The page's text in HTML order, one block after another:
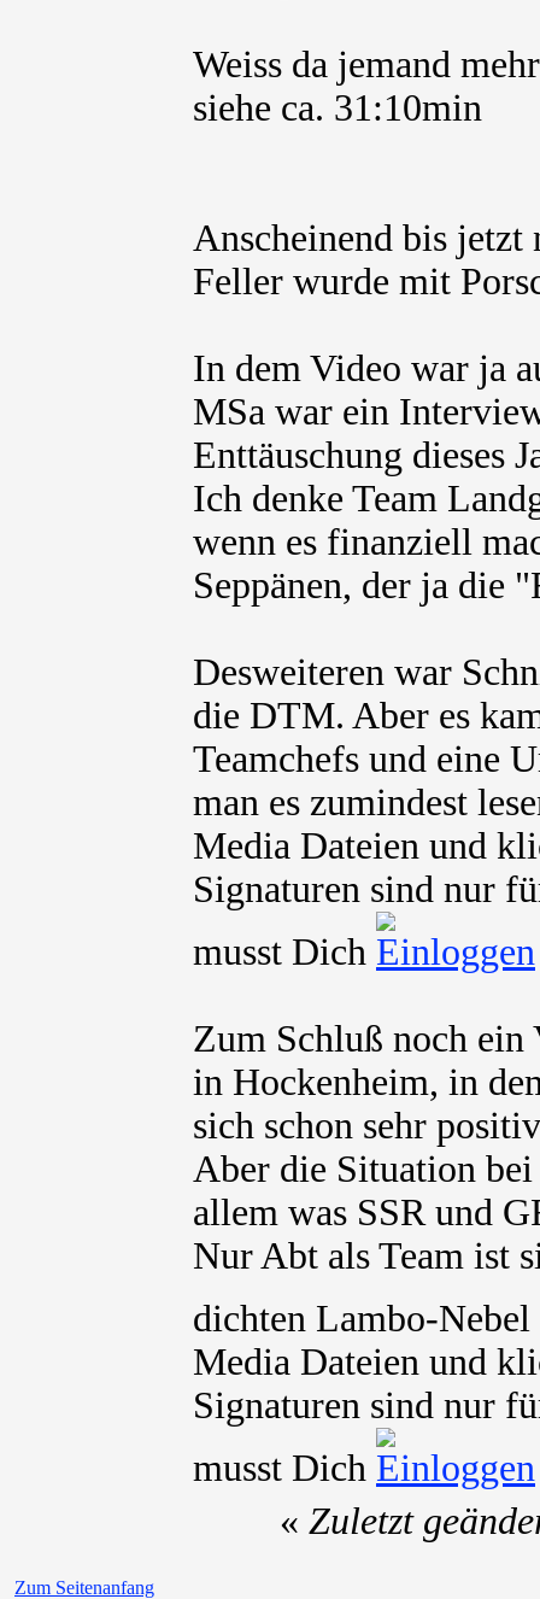
Weiss da jemand
siehe ca. 31:10min
Anscheinend bis
Feller wurde mit
In dem Video war ja
MSa war ein
Enttäuschung dieses
Ich denke Team
wenn es finanziell
Seppänen, der ja die
Desweiteren war
die DTM. Aber es
Teamchefs und eine
man es zumindest
Media Dateien und
Signaturen sind nur
musst Dich
Zum Schluß noch ein
in Hockenheim, in
sich schon sehr
Aber die Situation
allem was SSR und
Nur Abt als Team ist
dichten Lambo-
Media Dateien und
Signaturen sind nur
musst Dich
Zum Seitenanfang
« Zuletzt